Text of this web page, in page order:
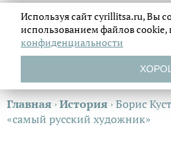
Главная ›История ›Борис
«самый русский художник»
Используя сайт cyrillitsa.ru, Вы
использованием файловcookie,
конфиденциальности